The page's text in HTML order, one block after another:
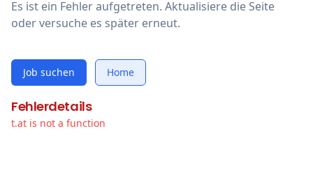
Es ist ein Fehler aufgetreten. Aktualisiere die Seite
oder versuche es später erneut.
Job suchen Home
Fehlerdetails
t.at is not a function